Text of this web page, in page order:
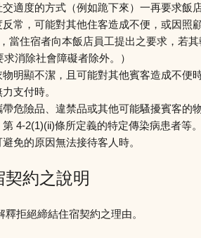
適度的方式（例如跪下來）一再要求飯
常，可能對其他住客造成不便，或因照
當住宿者向本飯店員工提出之要求，若
消除社會障礙者除外。）
明顯不潔，且可能對其他賓客造成不便時
支付時。
危險品、違禁品或其他可能騷擾賓客的物
4-2(1)(ii)條所定義的特定傳染病患者等。
免的原因無法接待客人時。
契約之說明
拒絕締結住宿契約之理由。